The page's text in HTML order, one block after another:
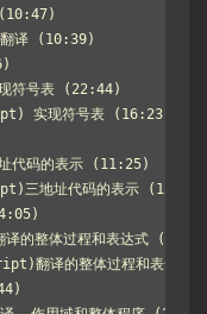
(10:47)
翻译 (10:39)
符号表 (22:44)
实现符号表 (16:23)
代码的表示 (11:25)
三地址代码的表示 (13:12)
的整体过程和表达式
翻译的整体过程和表达式